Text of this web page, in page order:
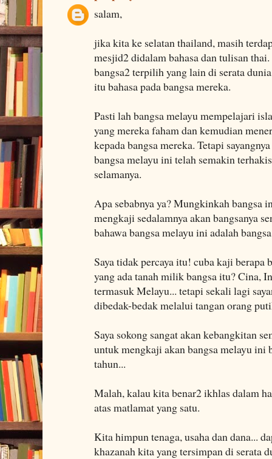
salam,
jika kita ke selatan thailand, masih
mesjid2 didalam bahasa dan tulisan
bangsa2 terpilih yang lain di serata
itu bahasa pada bangsa mereka.
Pasti lah bangsa melayu mempelajari
yang mereka faham dan kemudian
kepada bangsa mereka. Tetapi
bangsa melayu ini telah semakin
selamanya.
Apa sebabnya ya? Mungkinkah bangsa
mengkaji sedalamnya akan bangsanya
bahawa bangsa melayu ini adalah
Saya tidak percaya itu! cuba kaji berapa
yang ada tanah milik bangsa itu? Cina,
termasuk Melayu... tetapi sekali lagi
dibedak-bedak melalui tangan orang
Saya sokong sangat akan kebangkitan
untuk mengkaji akan bangsa melayu ini
tahun...
Malah, kalau kita benar2 ikhlas dalam
atas matlamat yang satu.
Kita himpun tenaga, usaha dan dana...
khazanah kita yang tersimpan di serata